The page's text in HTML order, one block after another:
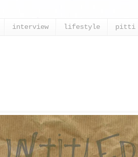
interview lifestyle pitti